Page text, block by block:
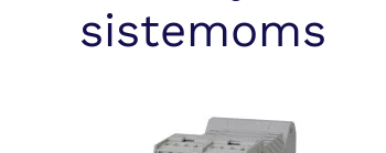
sistemoms